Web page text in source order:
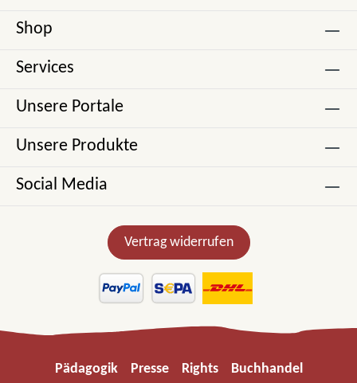
Shop
Services
Unsere Portale
Unsere Produkte
Social Media
Vertrag widerrufen
Pädagogik Presse Rights Buchhandel